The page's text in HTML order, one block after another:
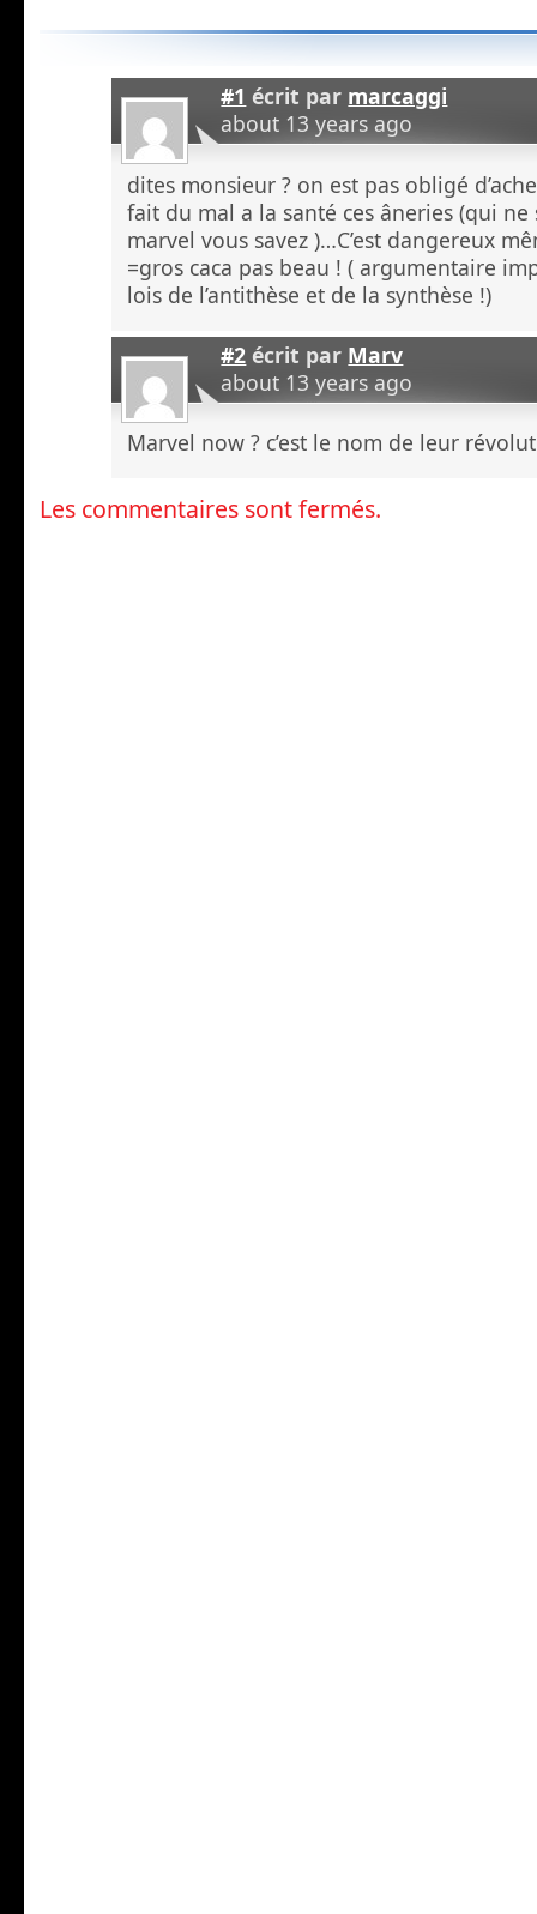
#1 écrit par marcaggi
about 13 years ago
dites monsieur ? on est pas obligé
fait du mal a la santé ces âneries (qui
marvel vous savez )…C’est dangereux
=gros caca pas beau ! ( argumentaire
lois de l’antithèse et de la synthèse !)
#2 écrit par Marv
about 13 years ago
Marvel now ? c’est le nom de leur
Les commentaires sont fermés.